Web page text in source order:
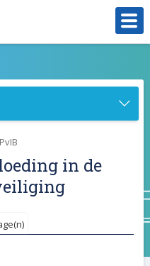
a
PvIB
in de